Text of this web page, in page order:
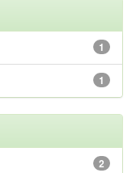
1
1
2